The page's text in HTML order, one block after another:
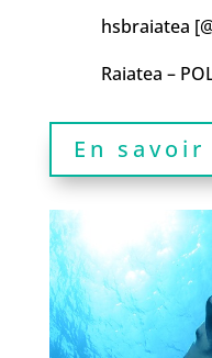
hsbraiatea
Raiatea –
En savoir